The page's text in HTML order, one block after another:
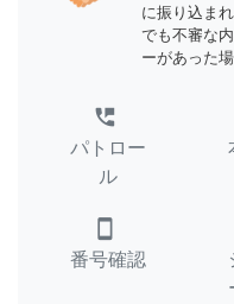
に振り込ま
でも不審な
ーがあった
perm_phone_msg
パトロー
ル
smartphone
番号確認